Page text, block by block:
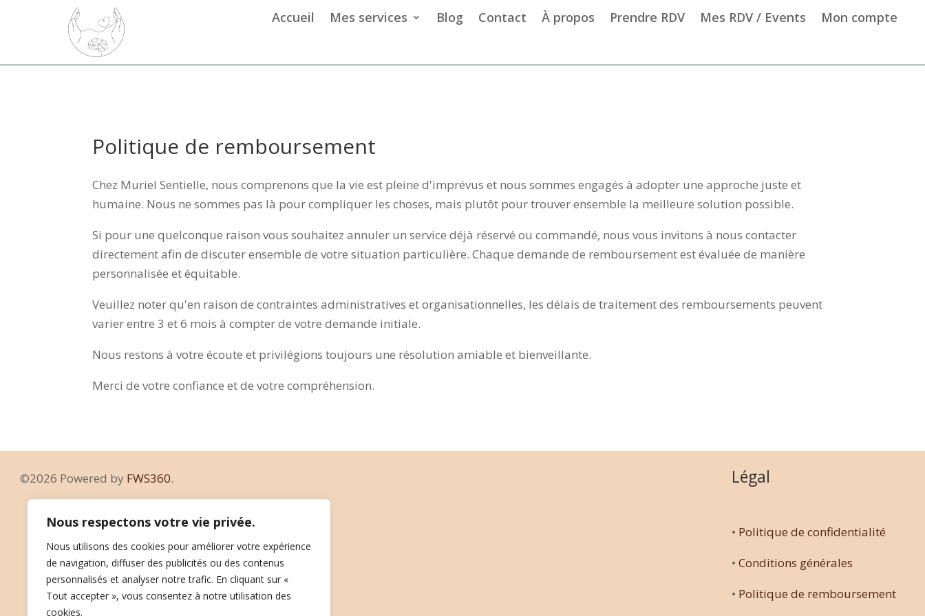
Nous respectons votre vie privée.
Nous utilisons des cookies pour améliorer votre expérience
de navigation, diffuser des publicités ou des contenus
personnalisés et analyser notre trafic. En cliquant sur «
Tout accepter », vous consentez à notre utilisation des
cookies.
Accueil Mes services Blog Contact À propos Prendre RDV Mes RDV / Events Mon compte
Politique de remboursement
Chez Muriel Sentielle, nous comprenons que la vie est pleine d'imprévus et nous sommes engagés à adopter une approche juste et
humaine. Nous ne sommes pas là pour compliquer les choses, mais plutôt pour trouver ensemble la meilleure solution possible.
Si pour une quelconque raison vous souhaitez annuler un service déjà réservé ou commandé, nous vous invitons à nous contacter
directement afin de discuter ensemble de votre situation particulière. Chaque demande de remboursement est évaluée de manière
personnalisée et équitable.
Veuillez noter qu'en raison de contraintes administratives et organisationnelles, les délais de traitement des remboursements peuvent
varier entre 3 et 6 mois à compter de votre demande initiale.
Nous restons à votre écoute et privilégions toujours une résolution amiable et bienveillante.
Merci de votre confiance et de votre compréhension.
©2026 Powered by FWS360. Légal
• Politique de confidentialité
•Conditions générales
• Politique de remboursement